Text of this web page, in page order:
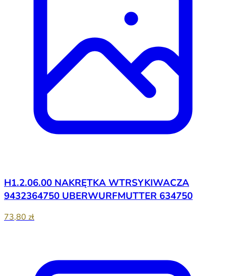
H1.2.06.00 NAKRĘTKA WTRSYKIWACZA
9432364750 UBERWURFMUTTER 634750
73,80 zł